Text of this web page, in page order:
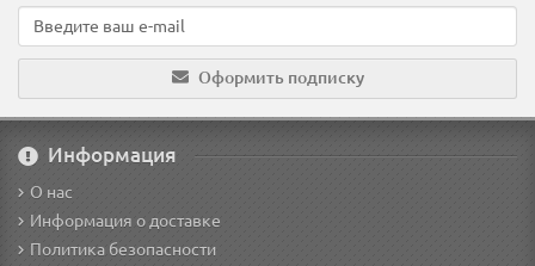
Оформить подписку
Информация
О нас
Информация о доставке
Политика безопасности